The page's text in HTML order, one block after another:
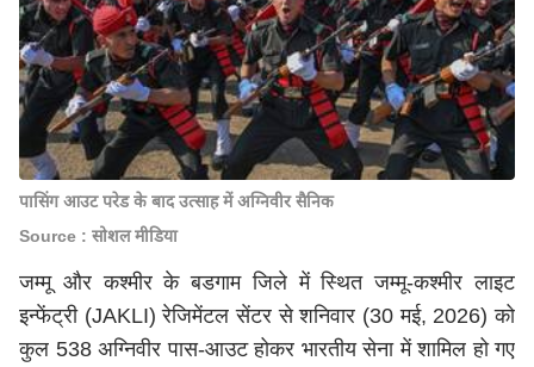
पासिंग आउट परेड के बाद उत्साह में अग्निवीर सैनिक
Source : सोशल मीडिया
जम्मू और कश्मीर के बडगाम जिले में स्थित जम्मू-कश्मीर लाइट
इन्फेंट्री (JAKLI) रेजिमेंटल सेंटर से शनिवार (30 मई, 2026) को
कुल 538 अग्निवीर पास-आउट होकर भारतीय सेनामें शामिल हो गए